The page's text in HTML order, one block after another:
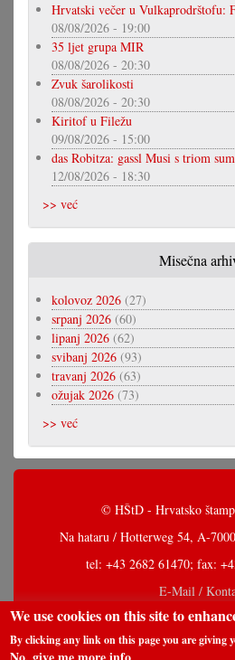
Hrvatski večer u Vulkaprodrštofu:
08/08/2026 - 19:00
35 ljet grupa MIR
08/08/2026 - 20:30
Zvuk šarolikosti
08/08/2026 - 20:30
Kiritof u Filežu
09/08/2026 - 15:00
das Robitza: gassl Musi s triom
12/08/2026 - 18:30
>> već
Misečna
kolovoz 2026 (27)
srpanj 2026 (60)
lipanj 2026 (62)
svibanj 2026 (93)
travanj 2026 (63)
ožujak 2026 (73)
>> već
© HŠtD - Hrvatsko
Na hataru / Hotterweg 54, A-
tel: +43 2682 61470; fax:
E-Mail /
We use cookies on this site to
By clicking any link on this page you are giving